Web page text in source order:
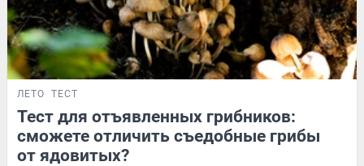
ЛЕТО ТЕСТ
Тест для отъявленных грибников:
сможете отличить съедобные грибы
от ядовитых?